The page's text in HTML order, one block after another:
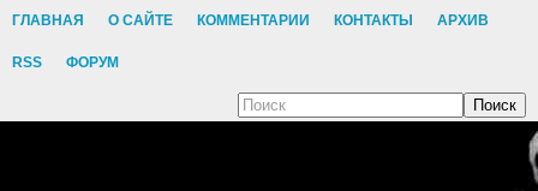
ГЛАВНАЯ О САЙТЕ КОММЕНТАРИИ КОНТАКТЫ АРХИВ
RSS ФОРУМ
Поиск